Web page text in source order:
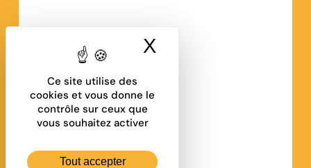
Ce site utilise des
cookies et vous donne le
contrôle sur ceux que
vous souhaitez activer
Tout accepter
X